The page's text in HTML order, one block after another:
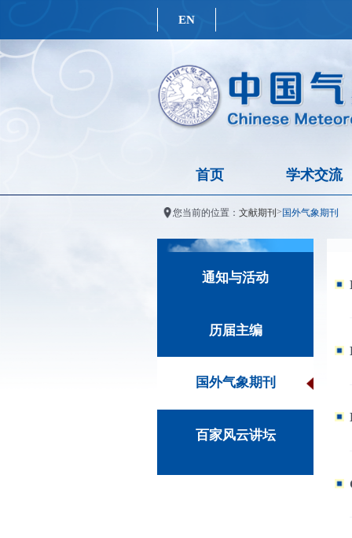
EN
首页 学术交流
您当前的位置： 文献期刊 > 国外气象期刊
通知与活动
历届主编
国外气象期刊
百家风云讲坛